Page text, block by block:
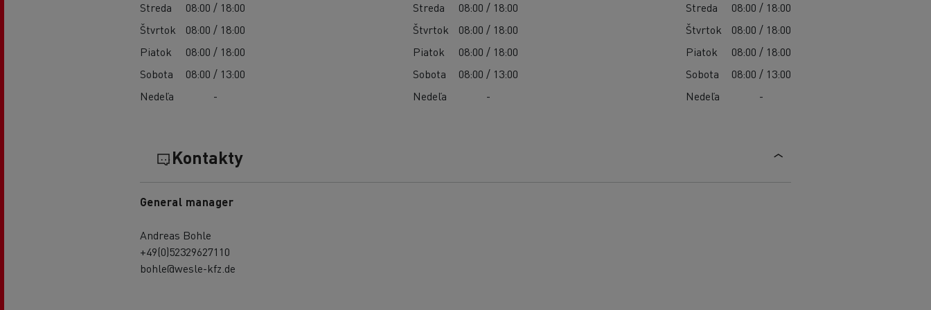
Streda
08:00 / 18:00
Štvrtok
08:00 / 18:00
Piatok
08:00 / 18:00
Sobota
08:00 / 13:00
Nedeľa
-
Streda
08:00 / 18:00
Štvrtok
08:00 / 18:00
Piatok
08:00 / 18:00
Sobota
08:00 / 13:00
Nedeľa
-
Streda
08:00 / 18:00
Štvrtok
08:00 / 18:00
Piatok
08:00 / 18:00
Sobota
08:00 / 13:00
Nedeľa
-
Kontakty
General manager
Andreas Bohle
+49(0)52329627110
bohle@wesle-kfz.de